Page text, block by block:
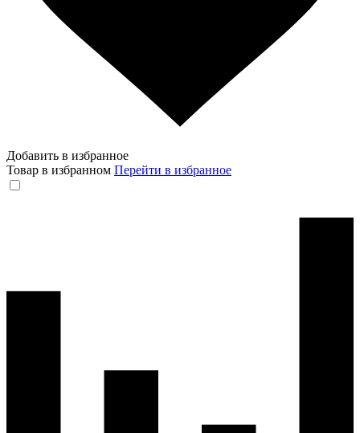
Добавить в избранное
Товар в избранном Перейти в избранное